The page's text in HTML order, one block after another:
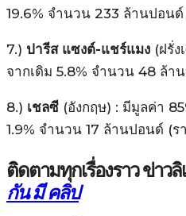
19.6% จำนวน 233 ล้านปอน
7.) ปารีส แซงต์-แชร์แมง (ฝรั่
จากเดิม 5.8% จำนวน 48 ล้
8.) เชลซี (อังกฤษ) : มีมูลค่า
1.9% จำนวน 17 ล้านปอนด์ (
ติดตามทุกเรื่องราว ข่าว
กัน มี คลิป